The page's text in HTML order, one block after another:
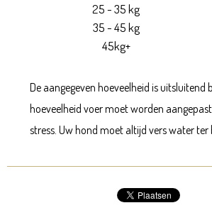
25 - 35 kg
35 - 45 kg
45kg+
De aangegeven hoeveelheid is uitsluitend
hoeveelheid voer moet worden
stress. Uw hond moet altijd vers water ter